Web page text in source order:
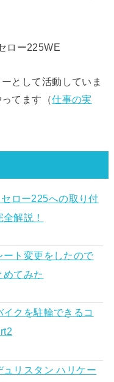
ロー225WE
として活動していま
てます（仕事の実
ロー225への取り付
解説！
ト変更をしたので
めてみた
クを駐輪できるコ
リスタン ハリケー